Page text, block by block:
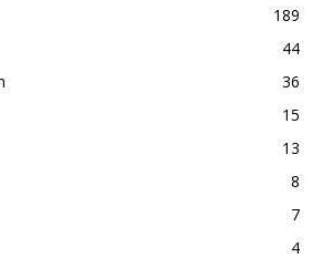
189
44
36
15
13
8
7
4